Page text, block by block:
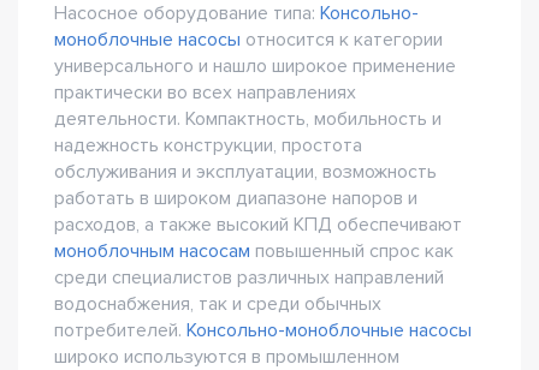
Насосное оборудование типа: Консольно-
моноблочные насосы относится к категории
универсального и нашло широкое применение
практически во всех направлениях
деятельности. Компактность, мобильность и
надежность конструкции, простота
обслуживания и эксплуатации, возможность
работать в широком диапазоне напоров и
расходов, а также высокий КПД обеспечивают
моноблочным насосам повышенный спрос как
среди специалистов различных направлений
водоснабжения, так и среди обычных
потребителей. Консольно-моноблочные насосы
широко используются в промышленном